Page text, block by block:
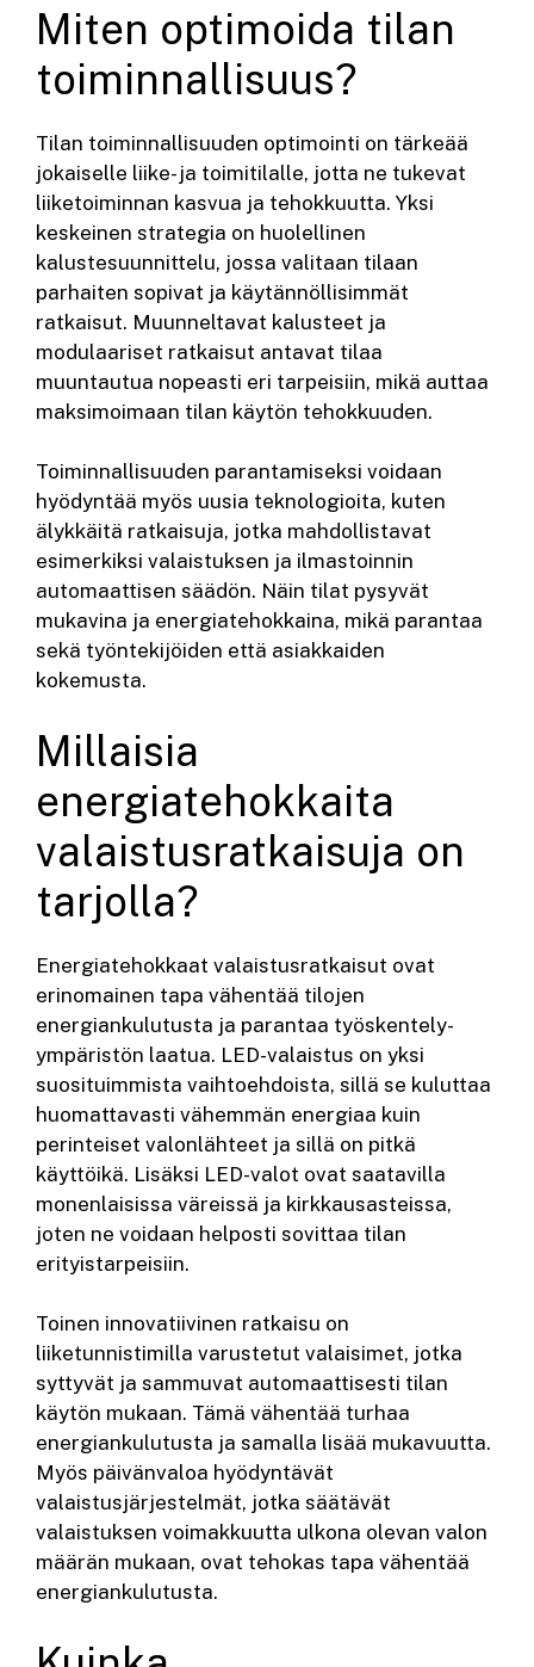
Miten optimoida tilan
toiminnallisuus?
Tilan toiminnallisuuden optimointi on tärkeää
jokaiselle liike- ja toimitilalle, jotta ne tukevat
liiketoiminnan kasvua ja tehokkuutta. Yksi
keskeinen strategia on huolellinen
kalustesuunnittelu, jossa valitaan tilaan
parhaiten sopivat ja käytännöllisimmät
ratkaisut. Muunneltavat kalusteet ja
modulaariset ratkaisut antavat tilaa
muuntautua nopeasti eri tarpeisiin, mikä auttaa
maksimoimaan tilan käytön tehokkuuden.
Toiminnallisuuden parantamiseksi voidaan
hyödyntää myös uusia teknologioita, kuten
älykkäitä ratkaisuja, jotka mahdollistavat
esimerkiksi valaistuksen ja ilmastoinnin
automaattisen säädön. Näin tilat pysyvät
mukavina ja energiatehokkaina, mikä parantaa
sekä työntekijöiden että asiakkaiden
kokemusta.
Millaisia
energiatehokkaita
valaistusratkaisuja on
tarjolla?
Energiatehokkaat valaistusratkaisut ovat
erinomainen tapa vähentää tilojen
energiankulutusta ja parantaa työskentely-
ympäristön laatua. LED-valaistus on yksi
suosituimmista vaihtoehdoista, sillä se kuluttaa
huomattavasti vähemmän energiaa kuin
perinteiset valonlähteet ja sillä on pitkä
käyttöikä. Lisäksi LED-valot ovat saatavilla
monenlaisissa väreissä ja kirkkausasteissa,
joten ne voidaan helposti sovittaa tilan
erityistarpeisiin.
Toinen innovatiivinen ratkaisu on
liiketunnistimilla varustetut valaisimet, jotka
syttyvät ja sammuvat automaattisesti tilan
käytön mukaan. Tämä vähentää turhaa
energiankulutusta ja samalla lisää mukavuutta.
Myös päivänvaloa hyödyntävät
valaistusjärjestelmät, jotka säätävät
valaistuksen voimakkuutta ulkona olevan valon
määrän mukaan, ovat tehokas tapa vähentää
energiankulutusta.